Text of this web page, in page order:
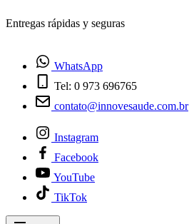
¿Tienes dudas? Habla con nosotros
WhatsApp
Tel: 0 973 696765
contato@innovesaude.com.br
Instagram
Facebook
YouTube
TikTok